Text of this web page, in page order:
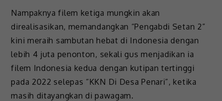
Nampaknya filem ketiga mungkin akan
direalisasikan, memandangkan “Pengabdi Setan 2”
kini meraih sambutan hebat di Indonesia dengan
lebih 4 juta penonton, sekali gus menjadikan ia
filem Indonesia kedua dengan kutipan tertinggi
pada 2022 selepas “KKN Di Desa Penari”, ketika
masih ditayangkan di pawagam.